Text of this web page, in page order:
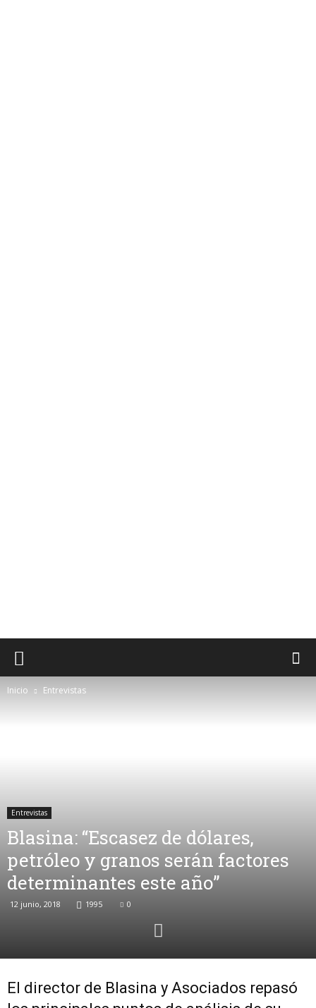
Inicio Entrevistas
Entrevistas
Blasina: “Escasez de dólares,
petróleo y granos serán factores
determinantes este año”
12 junio, 2018 1995 0
El director de Blasina y Asociados repasó